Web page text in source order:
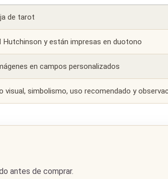
de tarot
Hutchinson y están impresas en duotono
en campos personalizados
visual, simbolismo, uso recomendado y
antes de comprar.